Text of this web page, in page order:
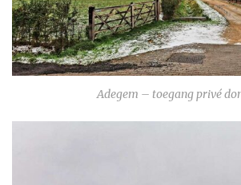
Adegem – toegang privé